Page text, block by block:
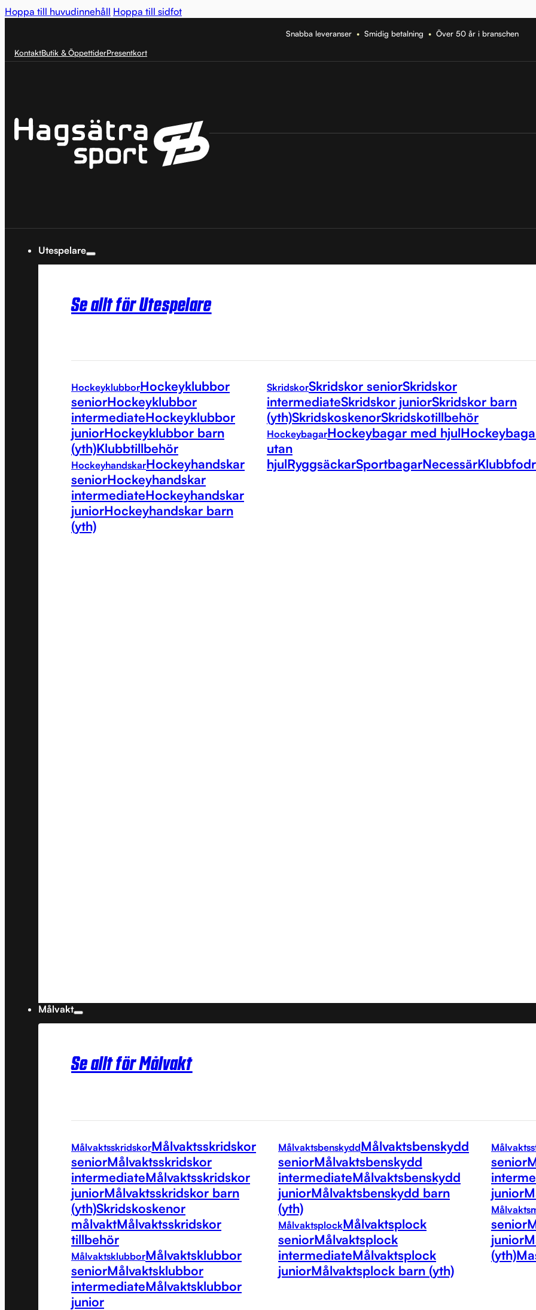
Hoppa till huvudinnehåll Hoppa till sidfot
Snabba leveranser •Smidig betalning •Över 50 år i branschen
KontaktButik & ÖppettiderPresentkort
Utespelare
Se allt för Utespelare
HockeyklubborHockeyklubbor
seniorHockeyklubbor
intermediateHockeyklubbor
juniorHockeyklubbor barn
(yth)Klubbtillbehör
HockeyhandskarHockeyhandskar
seniorHockeyhandskar
intermediateHockeyhandskar
juniorHockeyhandskar barn
(yth)
SkridskorSkridskor seniorSkridskor
intermediateSkridskor juniorSkridskor barn
(yth)SkridskoskenorSkridskotillbehör
HockeybagarHockeybagar med hjul
utan
hjulRyggsäckarSportbagarNecessär
Målvakt
Se allt för Målvakt
MålvaktsskridskorMålvaktsskridskor
seniorMålvaktsskridskor
intermediateMålvaktsskridskor
juniorMålvaktsskridskor barn
(yth)Skridskoskenor
målvaktMålvaktsskridskor
tillbehör
MålvaktsklubborMålvaktsklubbor
seniorMålvaktsklubbor
intermediateMålvaktsklubbor
junior
MålvaktsbenskyddMålvaktsbenskydd
seniorMålvaktsbenskydd
intermediateMålvaktsbenskydd
juniorMålvaktsbenskydd barn
(yth)
MålvaktsplockMålvaktsplock
seniorMålvaktsplock
intermediateMålvaktsplock
juniorMålvaktsplock barn (yth)
senior
junior
senior
junior
(yth)